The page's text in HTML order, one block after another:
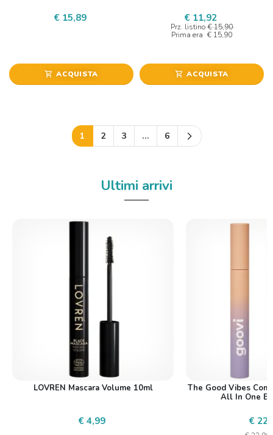
€ 15,89
shopping_cart ACQUISTA
€ 11,92
Prz. listino € 15,90
Prima era € 15,90
shopping_cart ACQUISTA
1 2 3 … 6 arrow_forward_ios Successivo
Ultimi arrivi
LOVREN Mascara Volume 10ml
€ 4,99
The Good Vibes
All In One
€